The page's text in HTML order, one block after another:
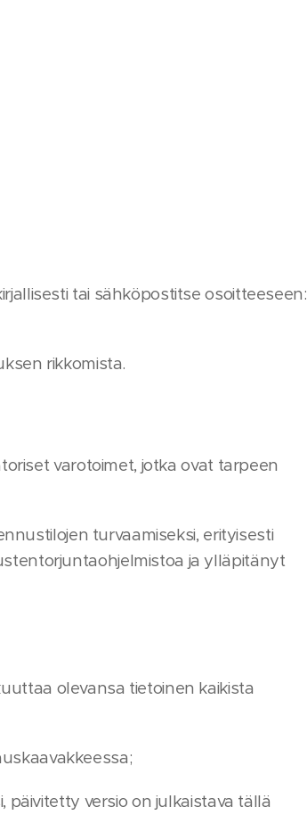
tai sähköpostitse osoitteeseen:
rikkomista.
varotoimet, jotka ovat tarpeen
turvaamiseksi, erityisesti
ja ylläpitänyt
olevansa tietoinen kaikista
päivitetty versio on julkaistava tällä